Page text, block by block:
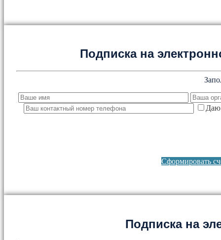
Подписка на
Даю
Сформировать
Подписка на